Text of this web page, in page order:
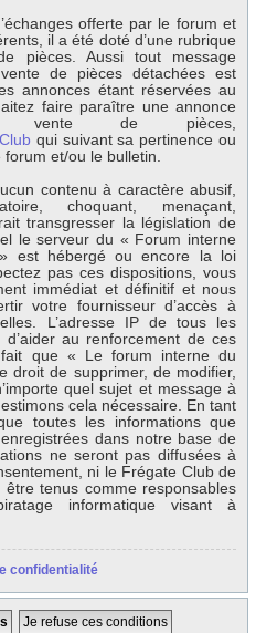
offerte par le forum et
il a été doté d’une rubrique
pièces. Aussi tout message
de pièces détachées est
annonces étant réservées au
faire paraître une annonce
vente de pièces,
qui suivant sa pertinence ou
et/ou le bulletin.
contenu à caractère abusif,
choquant, menaçant,
transgresser la législation de
le serveur du « Forum interne
est hébergé ou encore la loi
pas ces dispositions, vous
immédiat et définitif et nous
votre fournisseur d’accès à
L’adresse IP de tous les
au renforcement de ces
que « Le forum interne du
droit de supprimer, de modifier,
quel sujet et message à
cela nécessaire. En tant
toutes les informations que
dans notre base de
ne seront pas diffusées à
ni le Frégate Club de
tenus comme responsables
informatique visant à
confidentialité